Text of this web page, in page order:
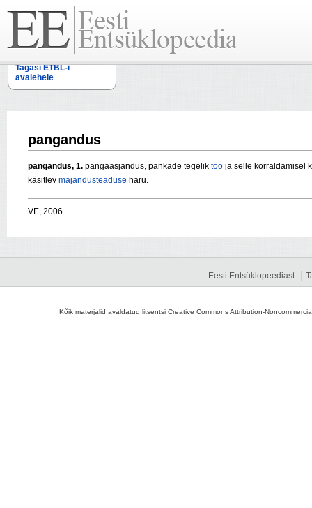
Tagasi ETBL-i
avalehele
pangandus
pangandus, 1. pangaasjandus, pankade tegelik töö ja selle korraldamisel
käsitlev majandusteaduse haru.
VE, 2006
Eesti Entsüklopeediast
Kõik materjalid avaldatud litsentsi Creative Commons Attribution-